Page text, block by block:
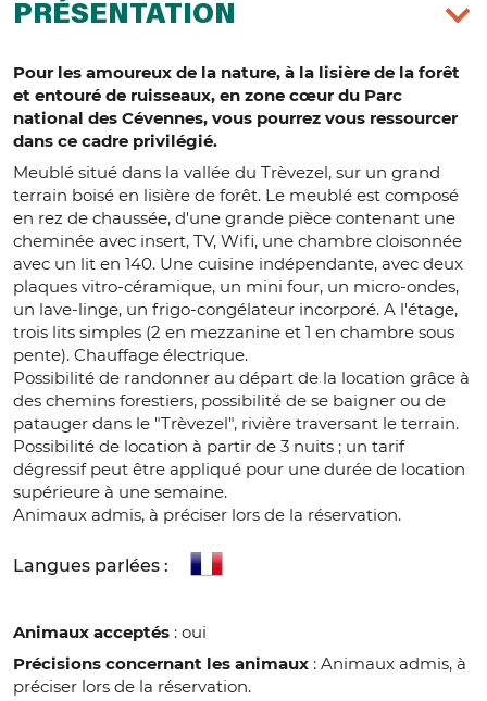
PRÉSENTATION
Pour les amoureux de la nature, à la lisière de la forêt
et entouré de ruisseaux, en zone cœur du Parc
national des Cévennes, vous pourrez vous ressourcer
dans ce cadre privilégié.
Meublé situé dans la vallée du Trèvezel, sur un grand
terrain boisé en lisière de forêt. Le meublé est composé
en rez de chaussée, d'une grande pièce contenant une
cheminée avec insert, TV, Wifi, une chambre cloisonnée
avec un lit en 140. Une cuisine indépendante, avec deux
plaques vitro-céramique, un mini four, un micro-ondes,
un lave-linge, un frigo-congélateur incorporé. A l'étage,
trois lits simples (2 en mezzanine et 1 en chambre sous
pente). Chauffage électrique.
Possibilité de randonner au départ de la location grâce à
des chemins forestiers, possibilité de se baigner ou de
patauger dans le "Trèvezel", rivière traversant le terrain.
Possibilité de location à partir de 3 nuits ; un tarif
dégressif peut être appliqué pour une durée de location
supérieure à une semaine.
Animaux admis, à préciser lors de la réservation.
Langues parlées :
Animaux acceptés : oui
Précisions concernant les animaux : Animaux admis, à
préciser lors de la réservation.